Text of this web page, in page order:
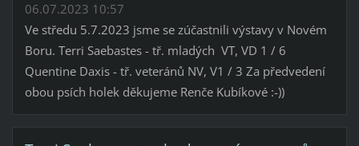
06.07.2023 10:57
Ve středu 5.7.2023 jsme se zúčastnili výstavy v Novém
Boru. Terri Saebastes - tř. mladých VT, VD 1 / 6
Quentine Daxis - tř. veteránů NV, V1 / 3 Za předvedení
obou psích holek děkujeme Renče Kubíkové :-))